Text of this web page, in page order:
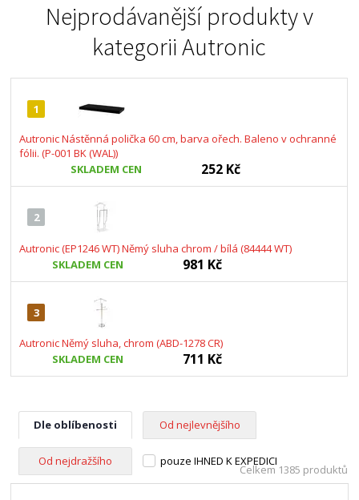
Nejprodávanější produkty v
kategoriiAutronic
1
Autronic Nástěnná polička 60 cm, barva ořech. Baleno v ochranné
fólii. (P-001 BK (WAL))
SKLADEM CEN
252 Kč
2
Autronic (EP1246 WT) Němý sluha chrom / bílá (84444 WT)
SKLADEM CEN
981 Kč
3
Autronic Němý sluha, chrom (ABD-1278 CR)
SKLADEM CEN
711 Kč
Dle oblíbenosti Od nejlevnějšího
Od nejdražšího pouze IHNED K EXPEDICI
Celkem 1385 produktů